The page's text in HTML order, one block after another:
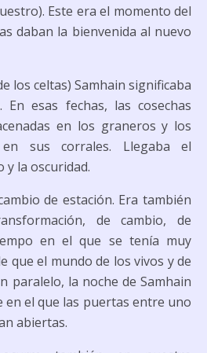
Este era el momento del
daban la bienvenida al nuevo
los celtas) Samhain significaba
esas fechas, las cosechas
en los graneros y los
en sus corrales. Llegaba el
y la oscuridad.
de estación. Era también
de cambio, de
en el que se tenía muy
que el mundo de los vivos y de
paralelo, la noche de Samhain
en el que las puertas entre uno
abiertas.